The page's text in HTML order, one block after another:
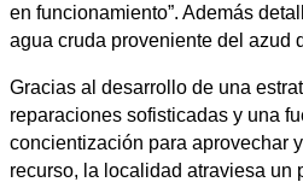
en funcionamiento”. Además
agua cruda proveniente del azud
Gracias al desarrollo de una
reparaciones sofisticadas y una
concientización para aprovechar
recurso, la localidad atraviesa un